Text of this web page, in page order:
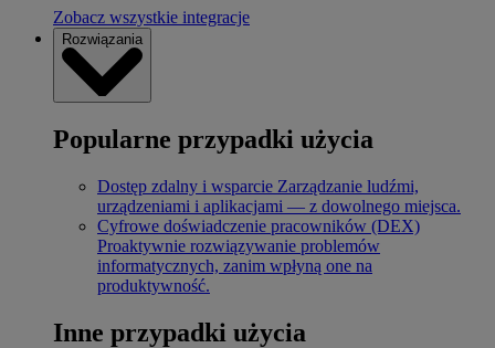
Zobacz wszystkie integracje
Rozwiązania
Popularne przypadki użycia
Dostęp zdalny i wsparcie Zarządzanie ludźmi,
urządzeniami i aplikacjami — z dowolnego miejsca.
Cyfrowe doświadczenie pracowników (DEX)
Proaktywnie rozwiązywanie problemów
informatycznych, zanim wpłyną one na
produktywność.
Inne przypadki użycia